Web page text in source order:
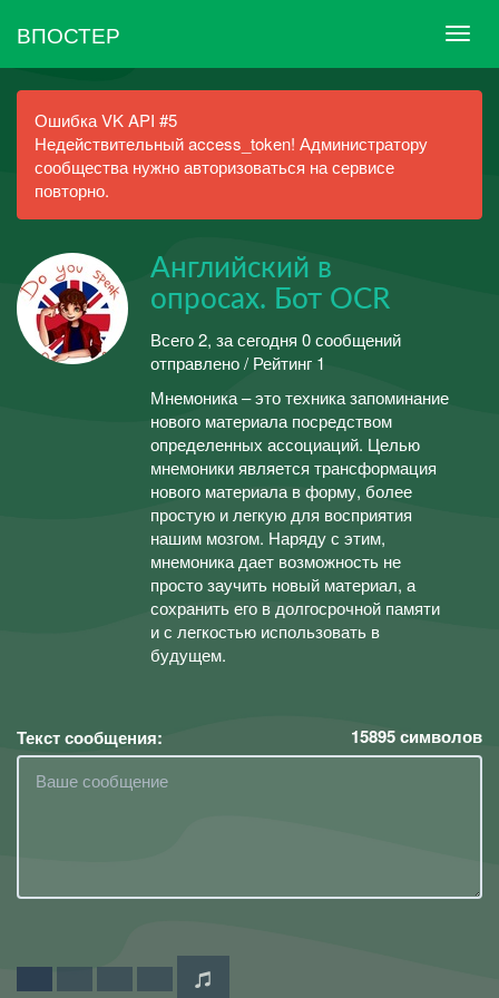
ВПОСТЕР
Ошибка VK API #5
Недействительный access_token! Администратору
сообщества нужно авторизоваться на сервисе
повторно.
Английский в
опросах. Бот OCR
Всего 2, за сегодня 0 сообщений
отправлено / Рейтинг 1
Мнемоника – это техника запоминание
нового материала посредством
определенных ассоциаций. Целью
мнемоники является трансформация
нового материала в форму, более
простую и легкую для восприятия
нашим мозгом. Наряду с этим,
мнемоника дает возможность не
просто заучить новый материал, а
сохранить его в долгосрочной памяти
и с легкостью использовать в
будущем.
Текст сообщения: 15895символов